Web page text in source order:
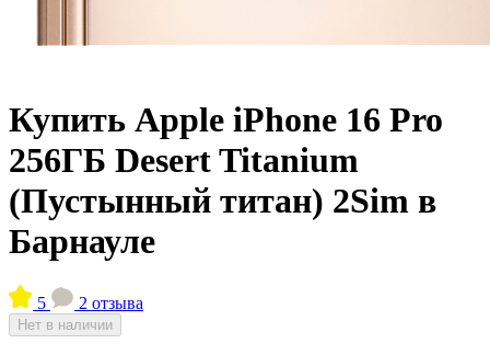
Купить Apple iPhone 16 Pro
256ГБ Desert Titanium
(Пустынный титан) 2Sim в
Барнауле
5 2 отзыва
Нет в наличии